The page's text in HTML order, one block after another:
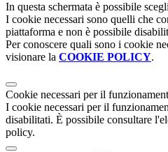
In questa schermata è possibile
I cookie necessari sono quelli che
piattaforma e non è possibile
Per conoscere quali sono i cookie
visionare la COOKIE POLICY.
Cookie necessari per il
I cookie necessari per il
disabilitati. È possibile consultare
policy.